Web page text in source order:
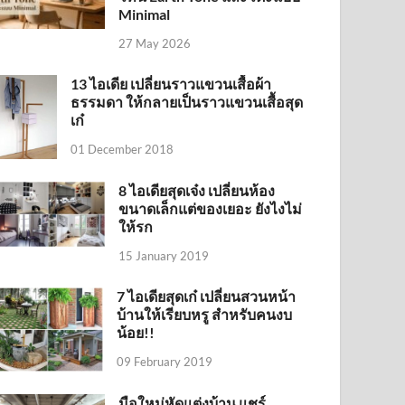
Minimal
27 May 2026
13 ไอเดีย เปลี่ยนราวแขวนเสื้อผ้า
ธรรมดา ให้กลายเป็นราวแขวนเสื้อสุด
เก๋
01 December 2018
8 ไอเดียสุดเจ๋ง เปลี่ยนห้อง
ขนาดเล็กแต่ของเยอะ ยังไงไม่
ให้รก
15 January 2019
7 ไอเดียสุดเก๋ เปลี่ยนสวนหน้า
บ้านให้เรียบหรู สำหรับคนงบ
น้อย!!
09 February 2019